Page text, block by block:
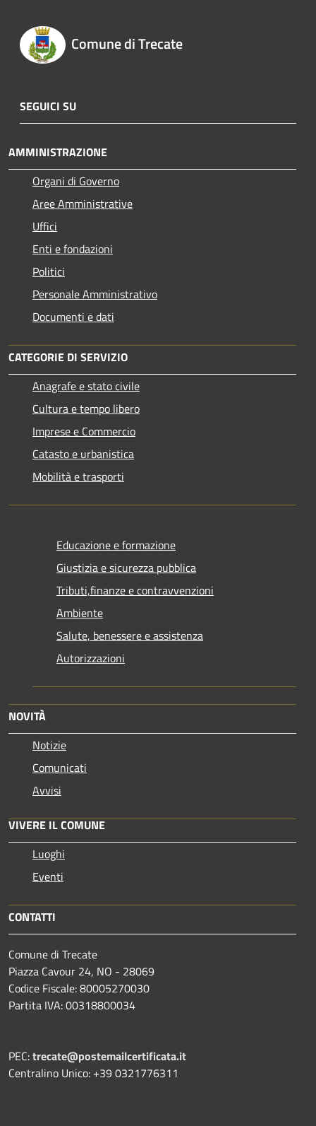
Comune di Trecate
SEGUICI SU
AMMINISTRAZIONE
Organi di Governo
Aree Amministrative
Uffici
Enti e fondazioni
Politici
Personale Amministrativo
Documenti e dati
CATEGORIE DI SERVIZIO
Anagrafe e stato civile
Cultura e tempo libero
Imprese e Commercio
Catasto e urbanistica
Mobilità e trasporti
Educazione e formazione
Giustizia e sicurezza pubblica
Tributi,finanze e contravvenzioni
Ambiente
Salute, benessere e assistenza
Autorizzazioni
NOVITÀ
Notizie
Comunicati
Avvisi
VIVERE IL COMUNE
Luoghi
Eventi
CONTATTI
Comune di Trecate
Piazza Cavour 24, NO - 28069
Codice Fiscale: 80005270030
Partita IVA: 00318800034
PEC:trecate@postemailcertificata.it
Centralino Unico: +39 0321776311